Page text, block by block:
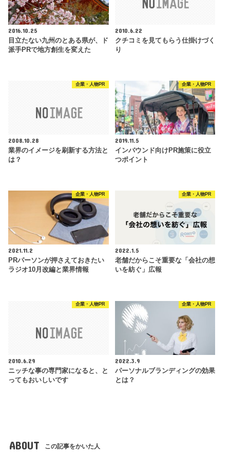
2016.10.25
目立たない九州のとある県が、ド
派手PRで地方創生を変えた
2010.6.22
クチコミを見てもらう仕掛けづく
り
企業・人物PR
2008.10.28
業界のイメージを刷新する方法と
は？
企業・人物PR
2019.11.5
インバウンド向けPR施策に役立
つポイント
企業・人物PR
2021.11.2
PRパーソンが押さえておきたい
ラジオ10月改編と業界情報
企業・人物PR
2022.1.5
老舗だからこそ重要な「会社の想
いを紡ぐ」広報
企業・人物PR
2010.6.29
ニッチな事の専門家になると、と
ってもおいしいです
企業・人物PR
2022.3.9
パーソナルブランディングの効果
とは？
ABOUT この記事をかいた人